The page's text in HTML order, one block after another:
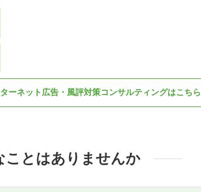
ーネット広告・風評対策コンサルティングはこちら
ことはありませんか